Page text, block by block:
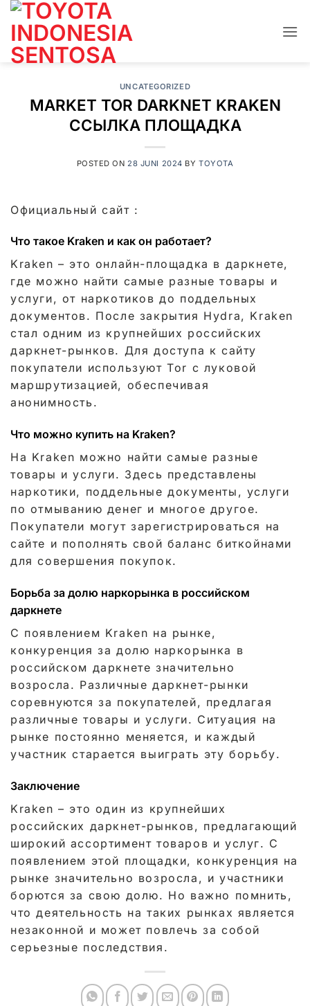
Skip
content
UNCATEGORIZED
MARKET TOR DARKNET KRAKEN
ССЫЛКА ПЛОЩАДКА
POSTED ON 28 JUNI 2024 BYTOYOTA
Официальный сайт :
Что такое Kraken и как он работает?
Kraken – это онлайн-площадка в даркнете,
где можно найти самые разные товары и
услуги, от наркотиков до поддельных
документов. После закрытия Hydra, Kraken
стал одним из крупнейших российских
даркнет-рынков. Для доступа к сайту
покупатели используют Tor с луковой
маршрутизацией, обеспечивая
анонимность.
Что можно купить на Kraken?
На Kraken можно найти самые разные
товары и услуги. Здесь представлены
наркотики, поддельные документы, услуги
по отмыванию денег и многое другое.
Покупатели могут зарегистрироваться на
сайте и пополнять свой баланс биткойнами
для совершения покупок.
Борьба за долю наркорынка в российском
даркнете
С появлением Kraken на рынке,
конкуренция за долю наркорынка в
российском даркнете значительно
возросла. Различные даркнет-рынки
соревнуются за покупателей, предлагая
различные товары и услуги. Ситуация на
рынке постоянно меняется, и каждый
участник старается выиграть эту борьбу.
Заключение
Kraken – это один из крупнейших
российских даркнет-рынков, предлагающий
широкий ассортимент товаров и услуг. С
появлением этой площадки, конкуренция на
рынке значительно возросла, и участники
борются за свою долю. Но важно помнить,
что деятельность на таких рынках является
незаконной и может повлечь за собой
серьезные последствия.